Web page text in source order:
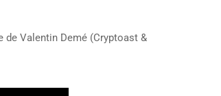
Valentin Demé (Cryptoast &